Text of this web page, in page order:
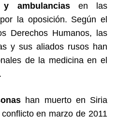
ambulanciasen las
la oposición. Según el
Derechos Humanos, las
y sus aliados rusos han
de la medicina en el
han muerto en Siria
en marzo de 2011